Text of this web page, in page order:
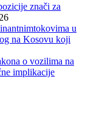
znači za
u
na Kosovu koji
o vozilima na
implikacije